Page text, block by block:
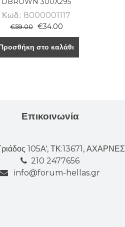
Κωδ.: 8000001117
€59.00 €34.00
στο καλάθι
Επικοινωνία
105Α', ΤΚ:13671, ΑΧΑΡΝΕΣ
210 2477656
info@forum-hellas.gr